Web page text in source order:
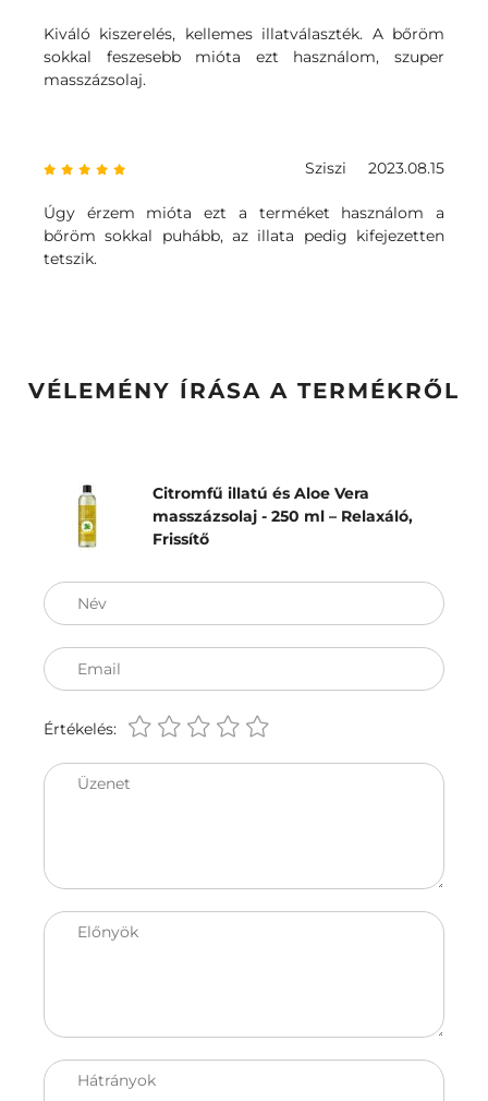
Kiváló kiszerelés, kellemes illatválaszték. A bőröm
sokkal feszesebb mióta ezt használom, szuper
masszázsolaj.
Sziszi 2023.08.15
Úgy érzem mióta ezt a terméket használom a
bőröm sokkal puhább, az illata pedig kifejezetten
tetszik.
VÉLEMÉNY ÍRÁSA A TERMÉKRŐL
Citromfű illatú és Aloe Vera
masszázsolaj - 250 ml – Relaxáló,
Frissítő
Név
Email
Értékelés:
Üzenet
Előnyök
Hátrányok